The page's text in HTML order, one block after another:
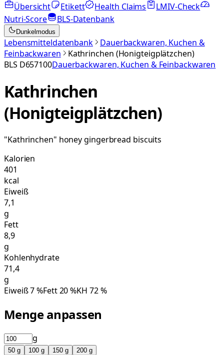
Übersicht
Etikett Health Claims
LMIV-Check
Nutri-Score
BLS-Datenbank
Dunkelmodus
Lebensmitteldatenbank
Dauerbackwaren, Kuchen &
Feinbackwaren
Kathrinchen (Honigteigplätzchen)
BLS D657100Dauerbackwaren, Kuchen & Feinbackwaren
Kathrinchen
(Honigteigplätzchen)
"Kathrinchen" honey gingerbread biscuits
Kalorien
401
kcal
Eiweiß
7,1
g
Fett
8,9
g
Kohlenhydrate
71,4
g
Eiweiß7%Fett20%KH 72%
Menge anpassen
g
50 g 100 g 150 g 200 g